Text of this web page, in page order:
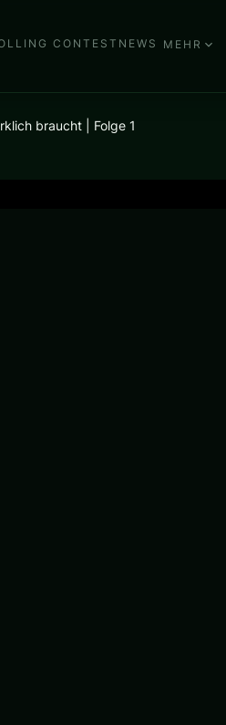
CONTEST NEWS MEHR
braucht | Folge 1